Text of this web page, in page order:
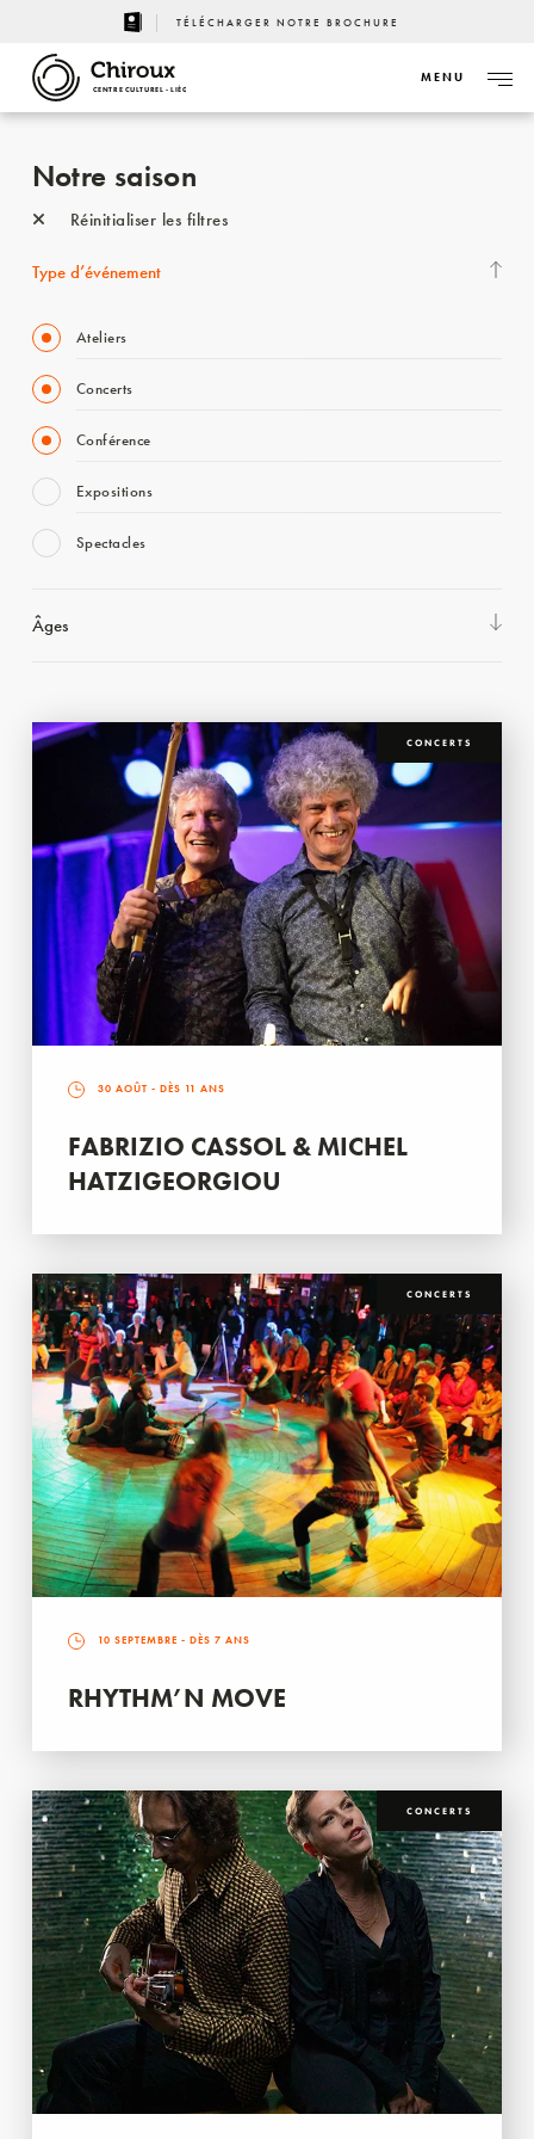
TÉLÉCHARGER NOTRE BROCHURE
CENTRE CULTUREL - LIÈGE
MENU
Notre saison
Réinitialiser les filtres
Type d’événement
Ateliers
Concerts
Conférence
Expositions
Spectacles
Âges
CONCERTS
30 AOÛT - DÈS 11 ANS
FABRIZIO CASSOL & MICHEL
HATZIGEORGIOU
CONCERTS
10 SEPTEMBRE - DÈS 7 ANS
RHYTHM’N MOVE
CONCERTS